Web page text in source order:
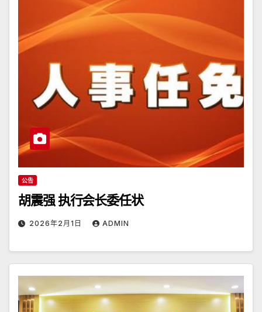
公告
胡震强 执行会长委任状
2026年2月1日 ADMIN